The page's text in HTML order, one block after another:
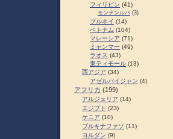
フィリピン (41)
モンテンルパ (3)
ブルネイ (14)
ベトナム (104)
マレーシア (71)
ミャンマー (49)
ラオス (43)
東ティモール (13)
西アジア (34)
アゼルバイジャン (4)
アフリカ (199)
アルジェリア (14)
エジプト (23)
ケニア (10)
ブルキナファソ (11)
ヨルダン (9)